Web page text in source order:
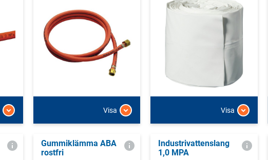
Visa Visa
Gummiklämma ABA
rostfri
Industrivattenslang
1,0 MPA